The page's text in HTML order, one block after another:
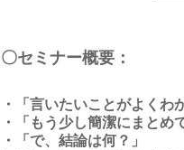
〇セミナー概要：
・「言いたいことがよくわ
・「もう少し簡潔にまとめ
・「で、結論は何？」